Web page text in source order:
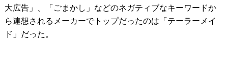
大広告」、「ごまかし」などのネガティブなキーワードか
ら連想されるメーカーでトップだったのは「テーラーメイ
ド」だった。